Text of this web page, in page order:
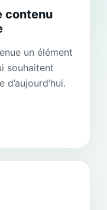
contenu
un élément
souhaitent